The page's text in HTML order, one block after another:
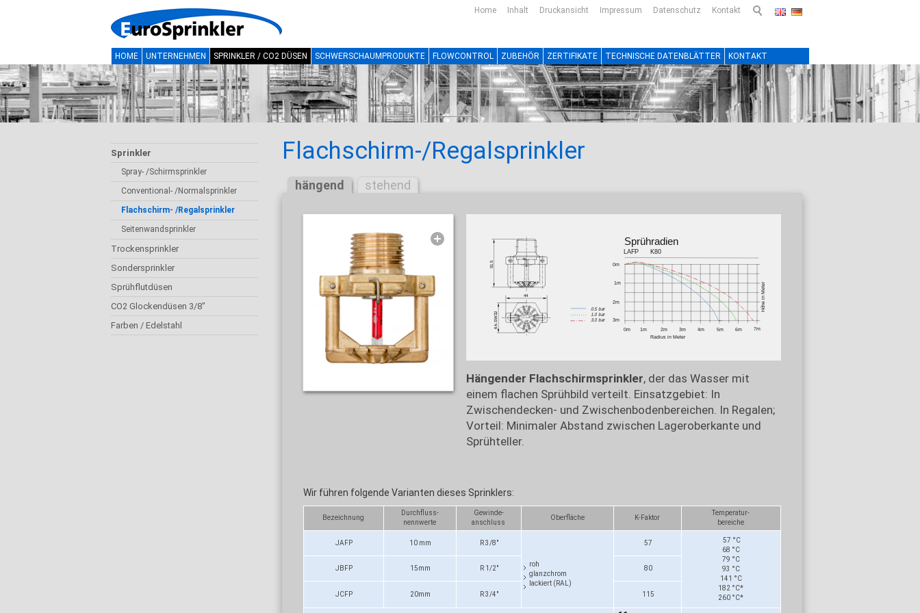
Kontakt
Datenschutz
Impressum
Druckansicht
Inhalt
Home
HOME UNTERNEHMEN SPRINKLER / CO2 DÜSEN SCHWERSCHAUMPRODUKTE FLOWCONTROL ZUBEHÖR ZERTIFIKATE TECHNISCHE DATENBLÄTTER KONTAKT
Sprinkler
Spray- /Schirmsprinkler
Conventional- /Normalsprinkler
Flachschirm- /Regalsprinkler
Seitenwandsprinkler
Trockensprinkler
Sondersprinkler
Sprühflutdüsen
CO2 Glockendüsen 3/8"
Farben / Edelstahl
Flachschirm-/Regalsprinkler
hängend stehend
Hängender Flachschirmsprinkler, der das Wasser mit
einem flachen Sprühbild verteilt. Einsatzgebiet: In
Zwischendecken- und Zwischenbodenbereichen. In Regalen;
Vorteil: Minimaler Abstand zwischen Lageroberkante und
Sprühteller.
Wir führen folgende Varianten dieses Sprinklers:
Bezeichnung
Durchfluss-
nennwerte
Gewinde-
anschluss
Oberfläche K-Faktor
Temperatur-
bereiche
JAFP 10 mm R 3/8"
roh
glanzchrom
lackiert (RAL)
57
57 °C
68 °C
79 °C
93 °C
141 °C
182 °C*
260 °C*
JBFP 15mm R 1/2" 80
JCFP 20mm R 3/4" 115